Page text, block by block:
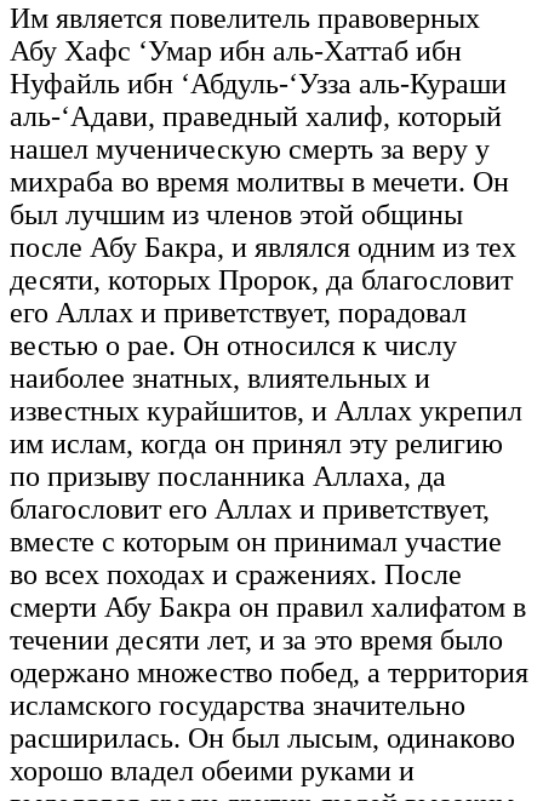
Им является повелитель правоверных
Абу Хафс ‘Умар ибн аль-Хаттаб ибн
Нуфайль ибн ‘Абдуль-‘Узза аль-Кураши
аль-‘Адави, праведный халиф, который
нашел мученическую смерть за веру у
михраба во время молитвы в мечети. Он
был лучшим из членов этой общины
после Абу Бакра, и являлся одним из тех
десяти, которых Пророк, да благословит
его Аллах и приветствует, порадовал
вестью о рае. Он относился к числу
наиболее знатных, влиятельных и
известных курайшитов, и Аллах укрепил
им ислам, когда он принял эту религию
по призыву посланника Аллаха, да
благословит его Аллах и приветствует,
вместе с которым он принимал участие
во всех походах и сражениях. После
смерти Абу Бакра он правил халифатом в
течении десяти лет, и за это время было
одержано множество побед, а территория
исламского государства значительно
расширилась. Он был лысым, одинаково
хорошо владел обеими руками и